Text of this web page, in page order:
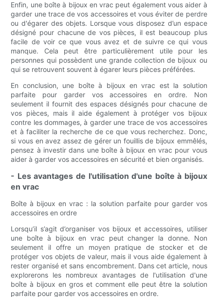
Enfin, une boîte à bijoux en vrac peut également vous aider à
garder une trace de vos accessoires et vous éviter de perdre
ou d'égarer des objets. Lorsque vous disposez d’un espace
désigné pour chacune de vos pièces, il est beaucoup plus
facile de voir ce que vous avez et de suivre ce qui vous
manque. Cela peut être particulièrement utile pour les
personnes qui possèdent une grande collection de bijoux ou
qui se retrouvent souvent à égarer leurs pièces préférées.
En conclusion, une boîte à bijoux en vrac est la solution
parfaite pour garder vos accessoires en ordre. Non
seulement il fournit des espaces désignés pour chacune de
vos pièces, mais il aide également à protéger vos bijoux
contre les dommages, à garder une trace de vos accessoires
et à faciliter la recherche de ce que vous recherchez. Donc,
si vous en avez assez de gérer un fouillis de bijoux emmêlés,
pensez à investir dans une boîte à bijoux en vrac pour vous
aider à garder vos accessoires en sécurité et bien organisés.
- Les avantages de l'utilisation d'une boîte à bijoux
en vrac
Boîte à bijoux en vrac : la solution parfaite pour garder vos
accessoires en ordre
Lorsqu’il s’agit d’organiser vos bijoux et accessoires, utiliser
une boîte à bijoux en vrac peut changer la donne. Non
seulement il offre un moyen pratique de stocker et de
protéger vos objets de valeur, mais il vous aide également à
rester organisé et sans encombrement. Dans cet article, nous
explorerons les nombreux avantages de l'utilisation d'une
boîte à bijoux en gros et comment elle peut être la solution
parfaite pour garder vos accessoires en ordre.